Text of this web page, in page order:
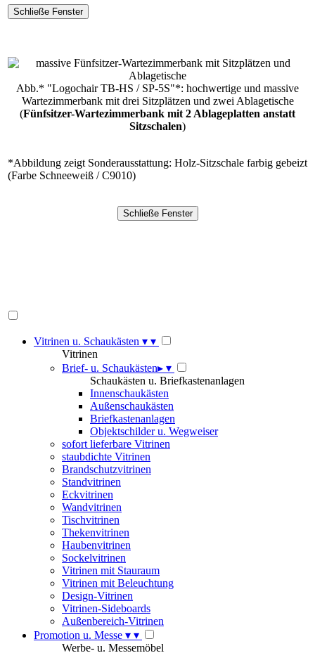
Abb.* "Logochair TB-HS / SP-5S"*: hochwertige und massive
Wartezimmerbank mit drei Sitzplätzen und zwei Ablagetische
(Fünfsitzer-Wartezimmerbank mit 2 Ablageplatten anstatt
Sitzschalen)
*Abbildung zeigt Sonderausstattung: Holz-Sitzschale farbig gebeizt
(Farbe Schneeweiß / C9010)
Vitrinen u. Schaukästen ▾ ▾
Vitrinen
Brief- u. Schaukästen▸ ▾
Schaukästen u. Briefkastenanlagen
Innenschaukästen
Außenschaukästen
Briefkastenanlagen
Objektschilder u. Wegweiser
sofort lieferbare Vitrinen
staubdichte Vitrinen
Brandschutzvitrinen
Standvitrinen
Eckvitrinen
Wandvitrinen
Tischvitrinen
Thekenvitrinen
Haubenvitrinen
Sockelvitrinen
Vitrinen mit Stauraum
Vitrinen mit Beleuchtung
Design-Vitrinen
Vitrinen-Sideboards
Außenbereich-Vitrinen
Promotion u. Messe ▾ ▾
Werbe- u. Messemöbel